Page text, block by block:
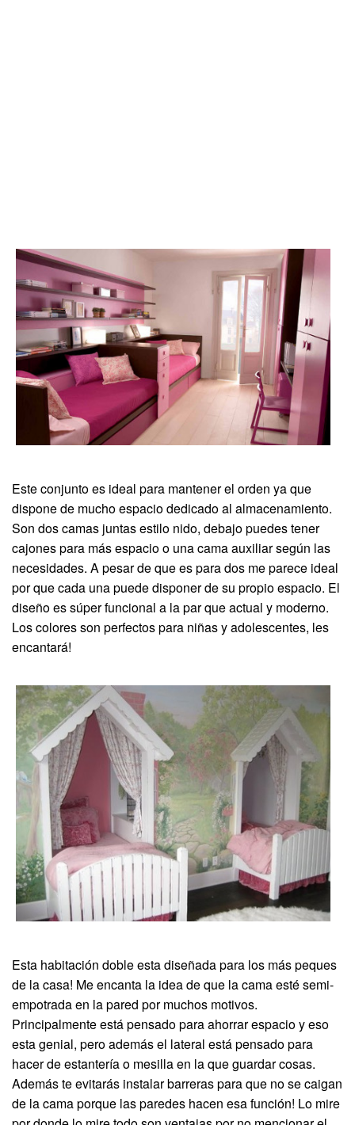
Este conjunto es ideal para mantener el orden ya que
dispone de mucho espacio dedicado al almacenamiento.
Son dos camas juntas estilo nido, debajo puedes tener
cajones para más espacio o una cama auxiliar según las
necesidades. A pesar de que es para dos me parece ideal
por que cada una puede disponer de su propio espacio. El
diseño es súper funcional a la par que actual y moderno.
Los colores son perfectos para niñas y adolescentes, les
encantará!
Esta habitación doble esta diseñada para los más peques
de la casa! Me encanta la idea de que la cama esté semi-
empotrada en la pared por muchos motivos.
Principalmente está pensado para ahorrar espacio y eso
esta genial, pero además el lateral está pensado para
hacer de estantería o mesilla en la que guardar cosas.
Además te evitarás instalar barreras para que no se caigan
de la cama porque las paredes hacen esa función! Lo mire